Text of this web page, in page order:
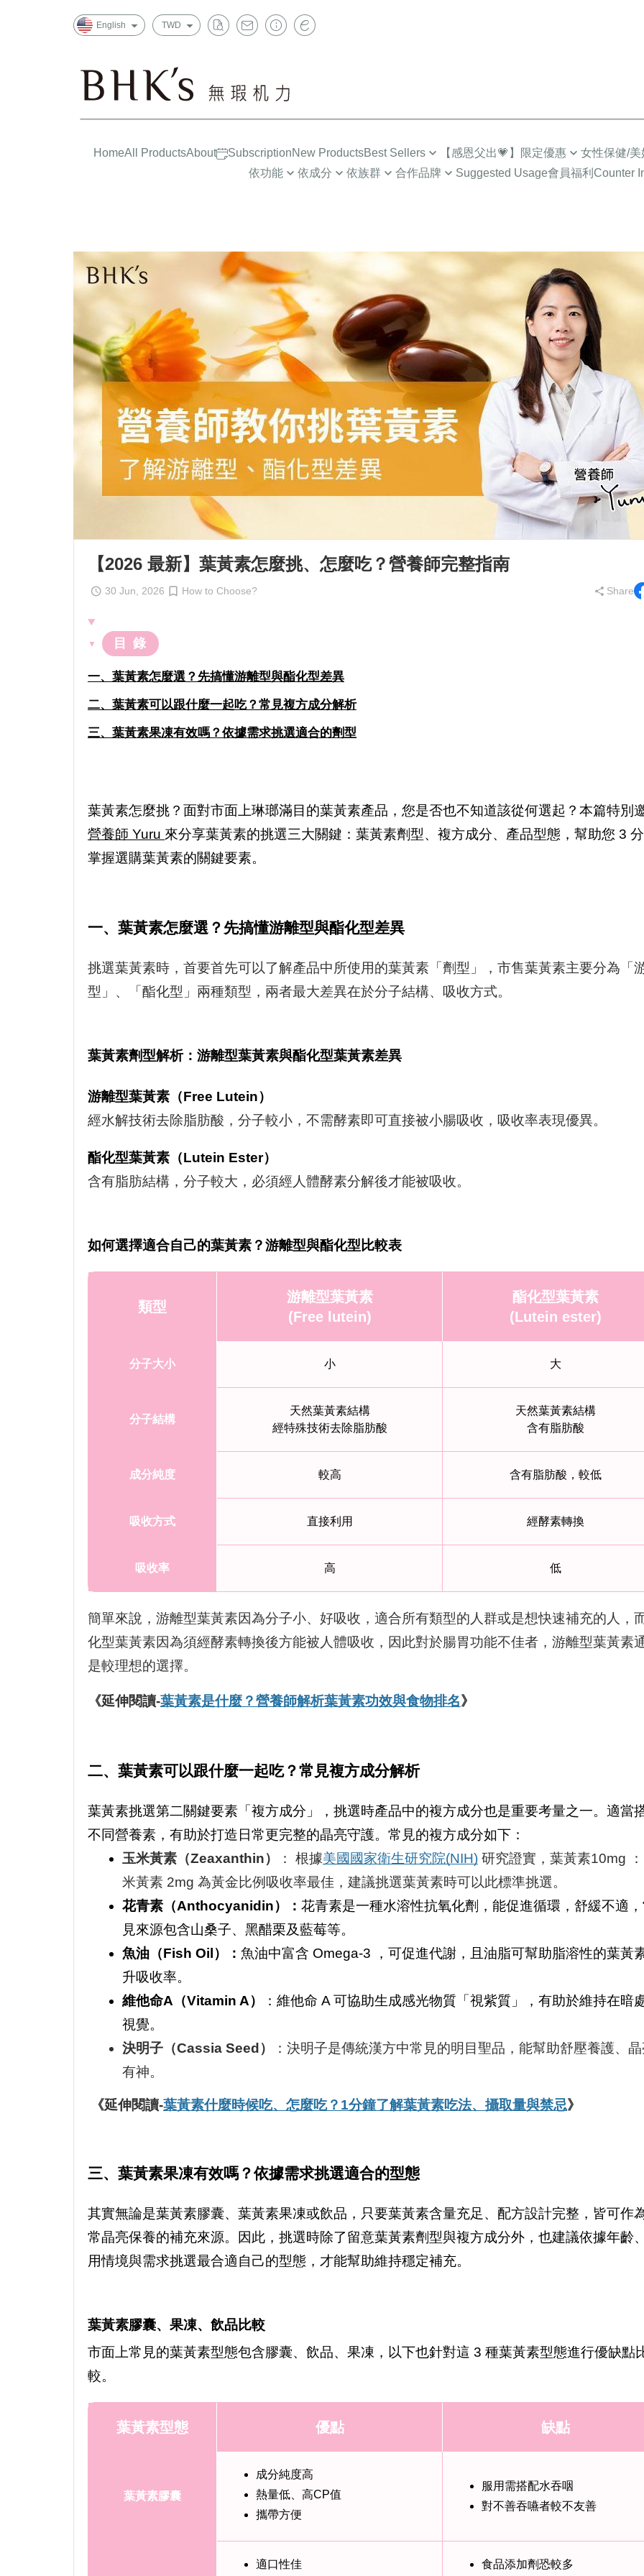
English TWD
HomeAll ProductsAbout SubscriptionNew ProductsBest Sellers 【感恩父出💗】限定優惠 女性保健/美
Menopause Care
Supreme
Elasticity
Total Anti-Aging
Acne and Scar
Hair Growth
清新體香
依功能
循環代謝
Strong Constitution
Insomnia Improvements
Vitality Boost
關鍵靈活
Relaxation
青春美妍
Scalp Care
私密呵護
窈窕代謝
Mosquito Repellent
依成分
魚油/藻油(DHA/EPA)
蔓越莓/甘露糖
膠原蛋白
卵磷脂
非變性膠原/葡萄糖胺
Vitamins
依族群
孕哺媽咪
嬰幼兒/小童
大童/學齡期
Vegetarians
輕熟齡保養
樂齡養生
合作品牌
For PET
Suggested Usage會員福利 Counter
About
【2026 最新】葉黃素怎麼挑、怎麼吃？營養師完整指南
30 Jun, 2026 How to Choose? Share
▼ 目 錄
一、葉黃素怎麼選？先搞懂游離型與酯化型差異
二、葉黃素可以跟什麼一起吃？常見複方成分解析
三、葉黃素果凍有效嗎？依據需求挑選適合的劑型
葉黃素怎麼挑？面對市面上琳瑯滿目的葉黃素產品，您是否也不知道該從何選起？本篇特別
營養師 Yuru 來分享葉黃素的挑選三大關鍵：葉黃素劑型、複方成分、產品型態，幫助您 3
掌握選購葉黃素的關鍵要素。
一、葉黃素怎麼選？先搞懂游離型與酯化型差異
挑選葉黃素時，首要首先可以了解產品中所使用的葉黃素「劑型」，市售葉黃素主要分為「
型」、「酯化型」兩種類型，兩者最大差異在於分子結構、吸收方式。
葉黃素劑型解析：游離型葉黃素與酯化型葉黃素差異
游離型葉黃素（Free Lutein）
經水解技術去除脂肪酸，分子較小，不需酵素即可直接被小腸吸收，吸收率表現優異。
酯化型葉黃素（Lutein Ester）
含有脂肪結構，分子較大，必須經人體酵素分解後才能被吸收。
如何選擇適合自己的葉黃素？游離型與酯化型比較表
類型
游離型葉黃素
(Free lutein)
酯化型葉黃素
(Lutein ester)
分子大小 小 大
分子結構
天然葉黃素結構
經特殊技術去除脂肪酸
天然葉黃素結構
含有脂肪酸
成分純度 較高 含有脂肪酸，較低
吸收方式 直接利用 經酵素轉換
吸收率 高 低
簡單來說，游離型葉黃素因為分子小、好吸收，適合所有類型的人群或是想快速補充的人，
化型葉黃素因為須經酵素轉換後方能被人體吸收，因此對於腸胃功能不佳者，游離型葉黃素
是較理想的選擇。
《延伸閱讀-葉黃素是什麼？營養師解析葉黃素功效與食物排名》
二、葉黃素可以跟什麼一起吃？常見複方成分解析
葉黃素挑選第二關鍵要素「複方成分」，挑選時產品中的複方成分也是重要考量之一。適當
不同營養素，有助於打造日常更完整的晶亮守護。常見的複方成分如下：
玉米黃素（Zeaxanthin）
： 根據美國國家衛生研究院(NIH) 研究證實，葉黃素10mg
米黃素 2mg 為黃金比例吸收率最佳，建議挑選葉黃素時可以此標準挑選。
花青素（Anthocyanidin）： 花青素是一種水溶性抗氧化劑，能促進循環，舒緩不適
見來源包含山桑子、黑醋栗及藍莓等。
魚油（Fish Oil）： 魚油中富含 Omega-3 ，可促進代謝，且油脂可幫助脂溶性的葉黃
升吸收率。
維他命A（Vitamin A）
：維他命 A 可協助生成感光物質「視紫質」，有助於維持在暗
視覺。
決明子（Cassia Seed）
：決明子是傳統漢方中常見的明目聖品，能幫助舒壓養護、
有神。
《延伸閱讀-葉黃素什麼時候吃、怎麼吃？1分鐘了解葉黃素吃法、攝取量與禁忌》
三、葉黃素果凍有效嗎？依據需求挑選適合的型態
其實無論是葉黃素膠囊、葉黃素果凍或飲品，只要葉黃素含量充足、配方設計完整，皆可作
常晶亮保養的補充來源。因此，挑選時除了留意葉黃素劑型與複方成分外，也建議依據年齡
用情境與需求挑選最合適自己的型態，才能幫助維持穩定補充。
葉黃素膠囊、果凍、飲品比較
市面上常見的葉黃素型態包含膠囊、飲品、果凍，以下也針對這 3 種葉黃素型態進行優缺點
較。
葉黃素型態 優點 缺點
葉黃素膠囊
成分純度高
熱量低、高CP值
攜帶方便
服用需搭配水吞咽
對不善吞嚥者較不友善
適口性佳 食品添加劑恐較多